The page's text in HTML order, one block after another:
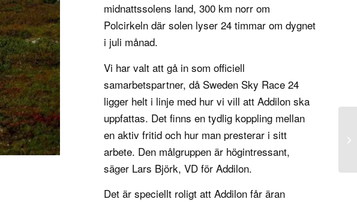
midnattssolens land, 300 km norr om
Polcirkeln där solen lyser 24 timmar om dygnet
i juli månad.
Vi har valt att gå in som officiell
samarbetspartner, då Sweden Sky Race 24
ligger helt i linje med hur vi vill att Addilon ska
uppfattas. Det finns en tydlig koppling mellan
en aktiv fritid och hur man presterar i sitt
arbete. Den målgruppen är högintressant,
säger Lars Björk, VD för Addilon.
Det är speciellt roligt att Addilon får äran